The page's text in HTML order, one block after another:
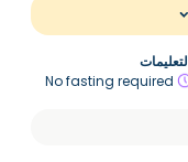
No fasting required